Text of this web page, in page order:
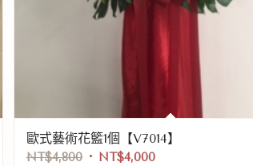
歐式藝術花籃1個【V7014】
NT$4,800 NT$4,000